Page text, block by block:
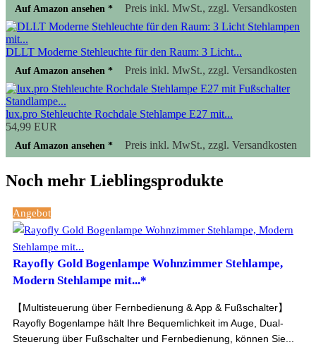
Auf Amazon ansehen * Preis inkl. MwSt., zzgl. Versandkosten
DLLT Moderne Stehleuchte für den Raum: 3 Licht...
Auf Amazon ansehen * Preis inkl. MwSt., zzgl. Versandkosten
lux.pro Stehleuchte Rochdale Stehlampe E27 mit...
54,99 EUR
Auf Amazon ansehen * Preis inkl. MwSt., zzgl. Versandkosten
Noch mehr Lieblingsprodukte
Angebot
Rayofly Gold Bogenlampe Wohnzimmer Stehlampe,
Modern Stehlampe mit...*
【Multisteuerung über Fernbedienung & App & Fußschalter】
Rayofly Bogenlampe hält Ihre Bequemlichkeit im Auge, Dual-
Steuerung über Fußschalter und Fernbedienung, können Sie...